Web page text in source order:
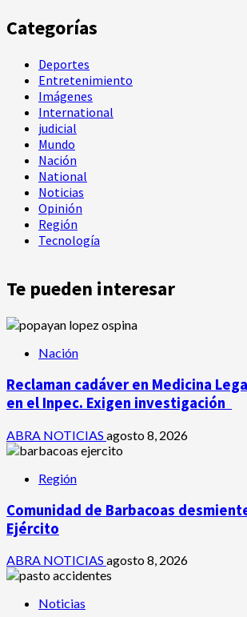
Categorías
Deportes
Entretenimiento
Imágenes
International
judicial
Mundo
Nación
National
Noticias
Opinión
Región
Tecnología
Te pueden interesar
Nación
Reclaman cadáver en Medicina
en el Inpec. Exigen investigación
ABRA NOTICIAS agosto 8, 2026
Región
Comunidad de Barbacoas
Ejército
ABRA NOTICIAS agosto 8, 2026
Noticias